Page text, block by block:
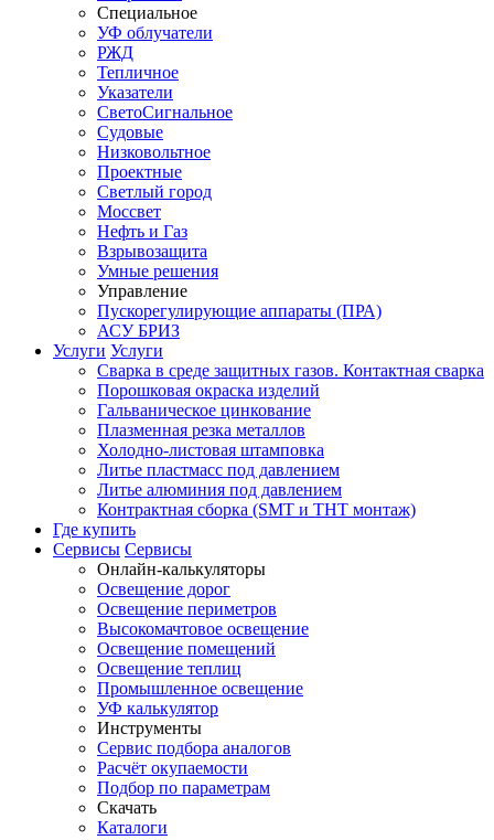
Специальное
УФ облучатели
РЖД
Тепличное
Указатели
СветоСигнальное
Судовые
Низковольтное
Проектные
Светлый город
Моссвет
Нефть и Газ
Взрывозащита
Умные решения
Управление
Пускорегулирующие аппараты (ПРА)
АСУ БРИЗ
Услуги Услуги
Сварка в среде защитных газов. Контактная сварка
Порошковая окраска изделий
Гальваническое цинкование
Плазменная резка металлов
Холодно-листовая штамповка
Литье пластмасс под давлением
Литье алюминия под давлением
Контрактная сборка (SMT и THT монтаж)
Где купить
Сервисы Сервисы
Онлайн-калькуляторы
Освещение дорог
Освещение периметров
Высокомачтовое освещение
Освещение помещений
Освещение теплиц
Промышленное освещение
УФ калькулятор
Инструменты
Сервис подбора аналогов
Расчёт окупаемости
Подбор по параметрам
Скачать
Каталоги